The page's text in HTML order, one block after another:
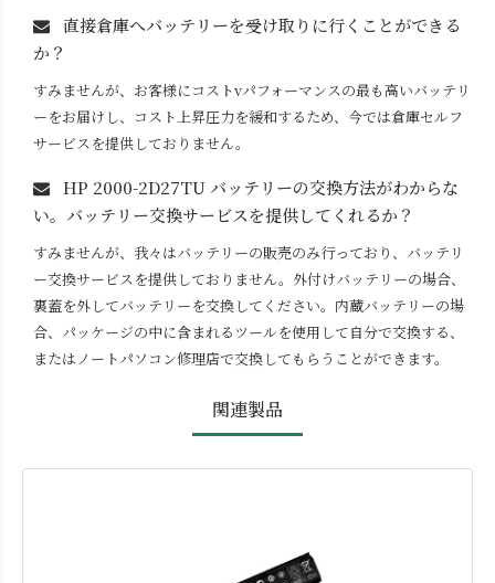
直接倉庫へバッテリーを受け取りに行くことができる
か？
すみませんが、お客様にコストvパフォーマンスの最も高いバッテリ
ーをお届けし、コスト上昇圧力を緩和するため、今では倉庫セルフ
サービスを提供しておりません。
HP 2000-2D27TUバッテリーの交換方法がわからな
い。バッテリー交換サービスを提供してくれるか？
すみませんが、我々はバッテリーの販売のみ行っており、バッテリ
ー交換サービスを提供しておりません。外付けバッテリーの場合、
裏蓋を外してバッテリーを交換してください。内蔵バッテリーの場
合、パッケージの中に含まれるツールを使用して自分で交換する、
またはノートパソコン修理店で交換してもらうことができます。
関連製品